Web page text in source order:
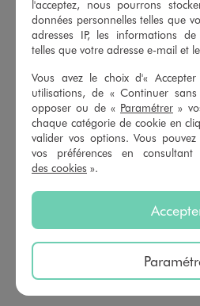
Basé sur 31 avis soumis à un
Voir tous les avis sur ce site
5étoiles
30
4étoiles
1
3étoiles
0
2étoiles
0
1étoile
l'acceptez, nous pourrons
données personnelles telles que
adresses IP, les informations
telles que votre adresse e-mail et
Vous avez le choix d'«
utilisations, de « Continuer
opposer ou de « Paramétrer »
chaque catégorie de cookie en
valider vos options. Vous
vos préférences en
des cookies ».